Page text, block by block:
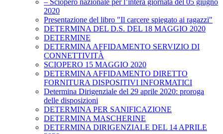
– Sciopero nazionale per l’intera giornata del 05 giugno
2020
Presentazione del libro "Il carcere spiegato ai ragazzi"
DETERMINA DEL D.S. DEL 18 MAGGIO 2020
DETERMINE
DETERMINA AFFIDAMENTO SERVIZIO DI
CONNETTIVITÀ
SCIOPERO 15 MAGGIO 2020
DETERMINA AFFIDAMENTO DIRETTO
FORNITURA DISPOSITIVI INFORMATICI
Determina Dirigenziale del 29 aprile 2020: proroga
delle disposizioni
DETERMINA PER SANIFICAZIONE
DETERMINA MASCHERINE
DETERMINA DIRIGENZIALE DEL 14 APRILE